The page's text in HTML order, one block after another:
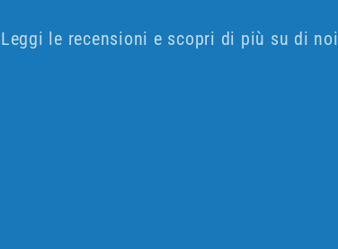
Leggi le recensioni e scopri di più su di noi